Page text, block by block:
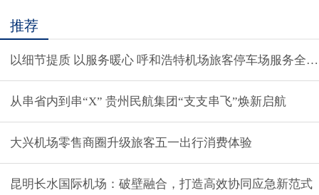
推荐
以细节提质 以服务暖心 呼和浩特机场旅客停车场服务全
从串省内到串“X” 贵州民航集团“支支串飞”焕新启航
大兴机场零售商圈升级旅客五一出行消费体验
昆明长水国际机场：破壁融合，打造高效协同应急新范式